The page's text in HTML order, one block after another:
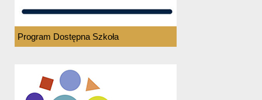
Program Dostępna Szkoła